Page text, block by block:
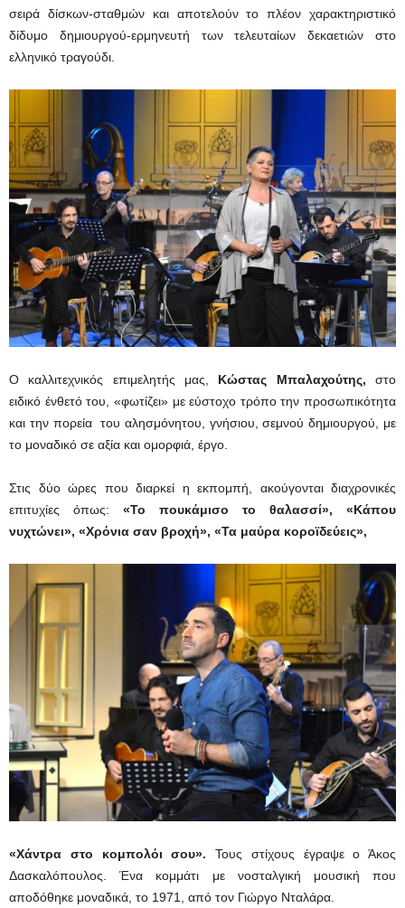
σειρά δίσκων-σταθμών και αποτελούν το πλέον χαρακτηριστικό
δίδυμο δημιουργού-ερμηνευτή των τελευταίων δεκαετιών στο
ελληνικό τραγούδι.
Ο καλλιτεχνικός επιμελητής μας, Κώστας Μπαλαχούτης, στο
ειδικό ένθετό του, «φωτίζει» με εύστοχο τρόπο την προσωπικότητα
και την πορεία του αλησμόνητου, γνήσιου, σεμνού δημιουργού, με
το μοναδικό σε αξία και ομορφιά, έργο.
Στις δύο ώρες που διαρκεί η εκπομπή, ακούγονται διαχρονικές
επιτυχίες όπως: «Το πουκάμισο το θαλασσί», «Κάπου
νυχτώνει», «Χρόνια σαν βροχή», «Τα μαύρα κοροϊδεύεις»,
«Χάντρα στο κομπολόι σου». Τους στίχους έγραψε ο Άκος
Δασκαλόπουλος. Ένα κομμάτι με νοσταλγική μουσική που
αποδόθηκε μοναδικά, το 1971, από τον Γιώργο Νταλάρα.